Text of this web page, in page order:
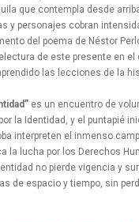
que contempla desde
y personajes cobran
del poema de Néstor
de este presente en el
las lecciones de la
es un encuentro de
la Identidad, y el puntapié
interpreten el inmenso
la lucha por los Derechos
no pierde vigencia y
de espacio y tiempo, sin